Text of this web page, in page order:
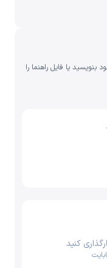
یا فایل راهنما را
کنید